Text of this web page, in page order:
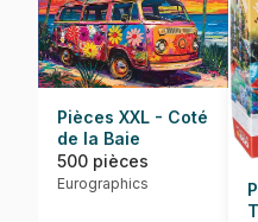
Pièces XXL - Coté
de la Baie
500 pièces
Eurographics